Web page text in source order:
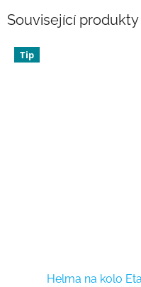
Související produkty
Tip
Helma na kolo